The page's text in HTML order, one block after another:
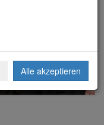
Alle akzeptieren